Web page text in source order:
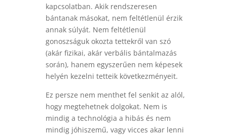
kapcsolatban. Akik rendszeresen
bántanak másokat, nem feltétlenül érzik
annak súlyát. Nem feltétlenül
gonoszságuk okozta tettekről van szó
(akár fizikai, akár verbális bántalmazás
során), hanem egyszerűen nem képesek
helyén kezelni tetteik következményeit.
Ez persze nem menthet fel senkit az alól,
hogy megtehetnek dolgokat. Nem is
mindig a technológia a hibás és nem
mindig jóhiszemű, vagy vicces akar lenni